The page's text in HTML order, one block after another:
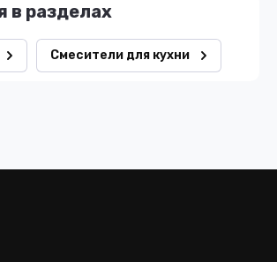
в разделах
Смесители для кухни